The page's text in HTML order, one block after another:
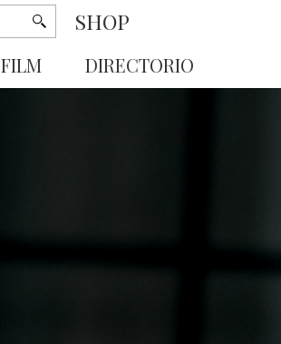
SHOP
FILM DIRECTORIO